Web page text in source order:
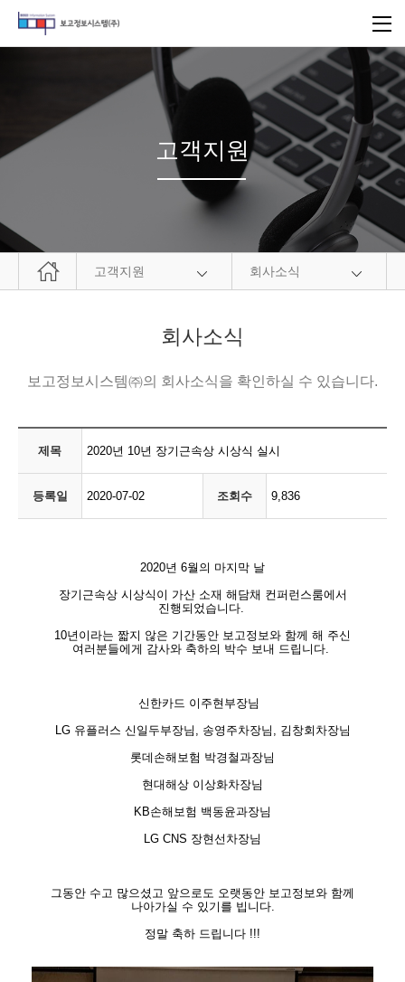
고객지원
고객지원 회사소식
회사소식
보고정보시스템㈜의 회사소식을 확인하실 수 있습니다.
제목 2020년 10년 장기근속상 시상식 실시
등록일 2020-07-02 조회수 9,836
2020년 6월의 마지막 날
장기근속상 시상식이 가산 소재 해담채 컨퍼런스룸에서
진행되었습니다.
10년이라는 짧지 않은 기간동안 보고정보와 함께 해 주신
여러분들에게 감사와 축하의 박수 보내 드립니다.
신한카드 이주현부장님
LG 유플러스 신일두부장님, 송영주차장님, 김창회차장님
롯데손해보험 박경철과장님
현대해상 이상화차장님
KB손해보험 백동윤과장님
LG CNS 장현선차장님
그동안 수고 많으셨고 앞으로도 오랫동안 보고정보와 함께
나아가실 수 있기를 빕니다.
정말 축하 드립니다 !!!